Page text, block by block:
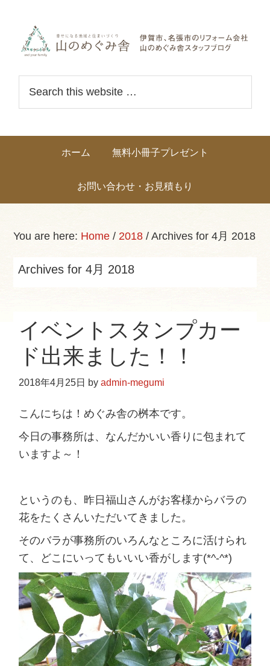
primary
content
primary
Header
Right
r
h
s
e
i
ホーム 無料小冊子プレゼント
お問い合わせ・お見積もり
You are here: Home / 2018 / Archives for 4月 2018
Archives for 4月 2018
イベントスタンプカー
ド出来ました！！
2018年4月25日 byadmin-megumi
こんにちは！めぐみ舎の桝本です。
今日の事務所は、なんだかいい香りに包まれて
いますよ～！
というのも、昨日福山さんがお客様からバラの
花をたくさんいただいてきました。
そのバラが事務所のいろんなところに活けられ
て、どこにいってもいいい香がします(*^-^*)